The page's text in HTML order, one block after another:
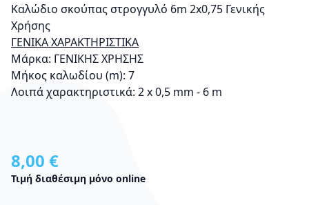
Καλώδιο σκούπας στρογγυλό 6m 2x0,75 Γενικής
Χρήσης
ΓΕΝΙΚΑ ΧΑΡΑΚΤΗΡΙΣΤΙΚΑ
Μάρκα: ΓΕΝΙΚΗΣ ΧΡΗΣΗΣ
Μήκος καλωδίου (m): 7
Λοιπά χαρακτηριστικά: 2 x 0,5 mm - 6 m
8,00 €
Τιμή διαθέσιμη μόνο online